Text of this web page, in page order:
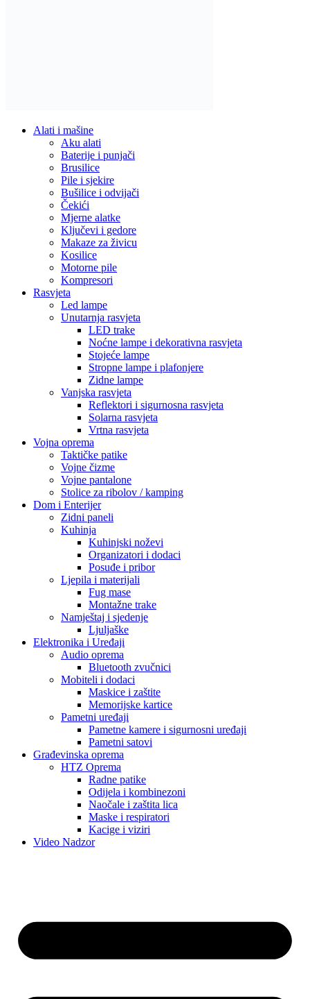
Alati i mašine
Aku alati
Baterije i punjači
Brusilice
Pile i sjekire
Bušilice i odvijači
Čekići
Mjerne alatke
Ključevi i gedore
Makaze za živicu
Kosilice
Motorne pile
Kompresori
Rasvjeta
Led lampe
Unutarnja rasvjeta
LED trake
Noćne lampe i dekorativna rasvjeta
Stojeće lampe
Stropne lampe i plafonjere
Zidne lampe
Vanjska rasvjeta
Reflektori i sigurnosna rasvjeta
Solarna rasvjeta
Vrtna rasvjeta
Vojna oprema
Taktičke patike
Vojne čizme
Vojne pantalone
Stolice za ribolov / kamping
Dom i Enterijer
Zidni paneli
Kuhinja
Kuhinjski noževi
Organizatori i dodaci
Posuđe i pribor
Ljepila i materijali
Fug mase
Montažne trake
Namještaj i sjedenje
Ljuljaške
Elektronika i Uređaji
Audio oprema
Bluetooth zvučnici
Mobiteli i dodaci
Maskice i zaštite
Memorijske kartice
Pametni uređaji
Pametne kamere i sigurnosni uređaji
Pametni satovi
Građevinska oprema
HTZ Oprema
Radne patike
Odijela i kombinezoni
Naočale i zaštita lica
Maske i respiratori
Kacige i viziri
Video Nadzor